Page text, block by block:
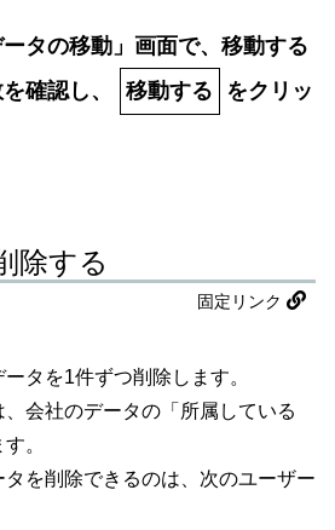
ータの移動」画面で、移動する
確認し、
移動する
をクリッ
除する
固定リンク
タを1件ずつ削除します。
会社のデータの「所属している
。
を削除できるのは、次のユーザー